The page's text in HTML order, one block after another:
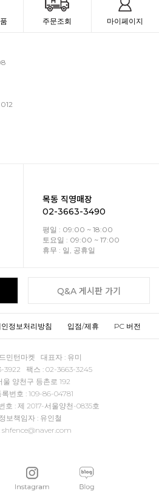
주문조회 마이페이지
목동 직영매장
02-3663-3490
평일 : 09:00 ~ 18:00
토요일 : 09:00 ~ 17:00
휴무 : 일, 공휴일
Q&A 게시판 가기
인정보처리방침 입점/제휴 PC 버전
민턴마켓 대표자 : 유미
3922 팩스 : 02-3663-3245
울 양천구 등촌로 192
번호 : 109-86-04781
호 : 제 2017-서울양천-0835호
보책임자 : 유인철
shfence@naver.com